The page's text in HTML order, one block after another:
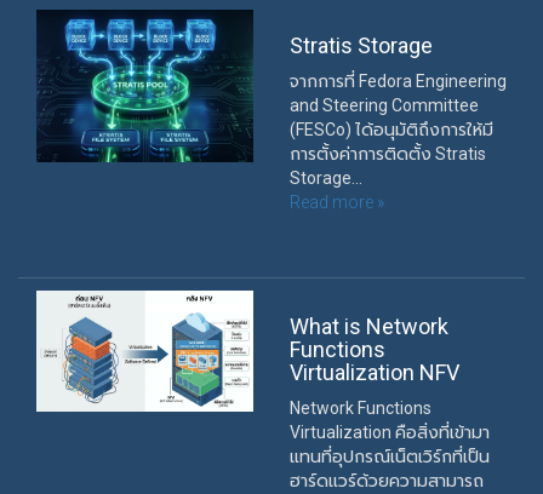
Stratis Storage
จากการที่ Fedora Engineering
and Steering Committee
(FESCo) ได้อนุมัติถึงการให้มี
การตั้งค่าการติดตั้ง Stratis
Storage...
Read more »
What is Network
Functions
Virtualization NFV
Network Functions
Virtualization คือสิ่งที่เข้ามา
แทนที่อุปกรณ์เน็ตเวิร์กที่เป็น
ฮาร์ดแวร์ด้วยความสามารถ